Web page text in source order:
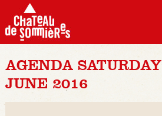
AGENDA
JUNE 2016